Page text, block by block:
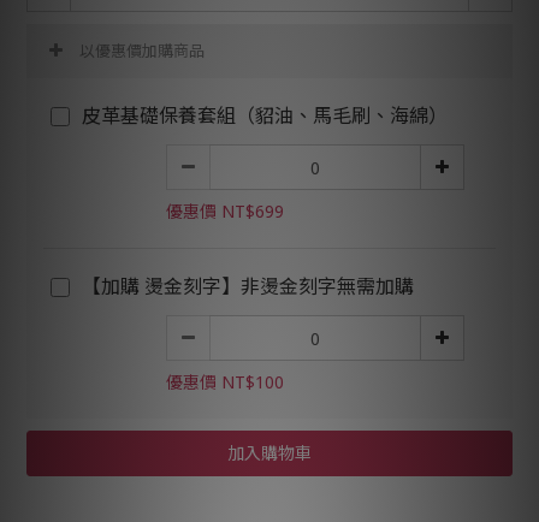
以優惠價加購商品
皮革基礎保養套組（貂油、馬毛刷、海綿）
優惠價 NT$699
【加購 燙金刻字】非燙金刻字無需加購
優惠價 NT$100
加入購物車